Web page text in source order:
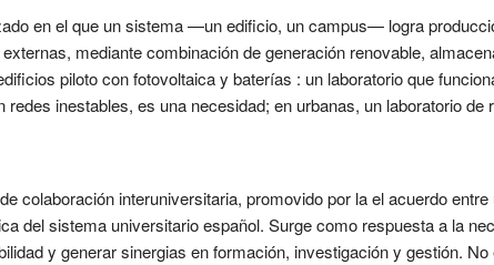
en el que un sistema —un edificio, un campus— logra
mediante combinación de generación renovable,
piloto con fotovoltaica y baterías : un laboratorio que
inestables, es una necesidad; en urbanas, un laboratorio de
colaboración interuniversitaria, promovido por la el acuerdo
del sistema universitario español. Surge como respuesta a la
y generar sinergias en formación, investigación y gestión.